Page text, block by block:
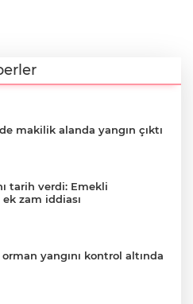
makilik alanda yangın çıktı
tarih verdi: Emekli
ek zam iddiası
yangını kontrol altında